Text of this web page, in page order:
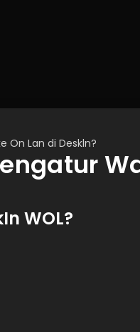
On Lan di Deskln?
WOL?